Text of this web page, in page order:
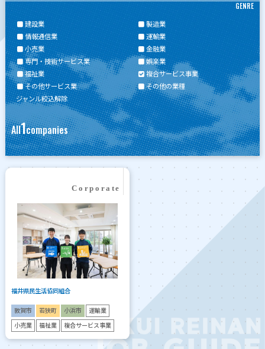
GENRE
建設業
製造業
情報通信業
運輸業
小売業
金融業
専門・技術サービス業
娯楽業
福祉業
複合サービス事業
その他サービス業
その他の業種
ジャンル絞込解除
All1companies
福井県民生活協同組合
敦賀市 若狭町 小浜市 運輸業
小売業 福祉業 複合サービス事業